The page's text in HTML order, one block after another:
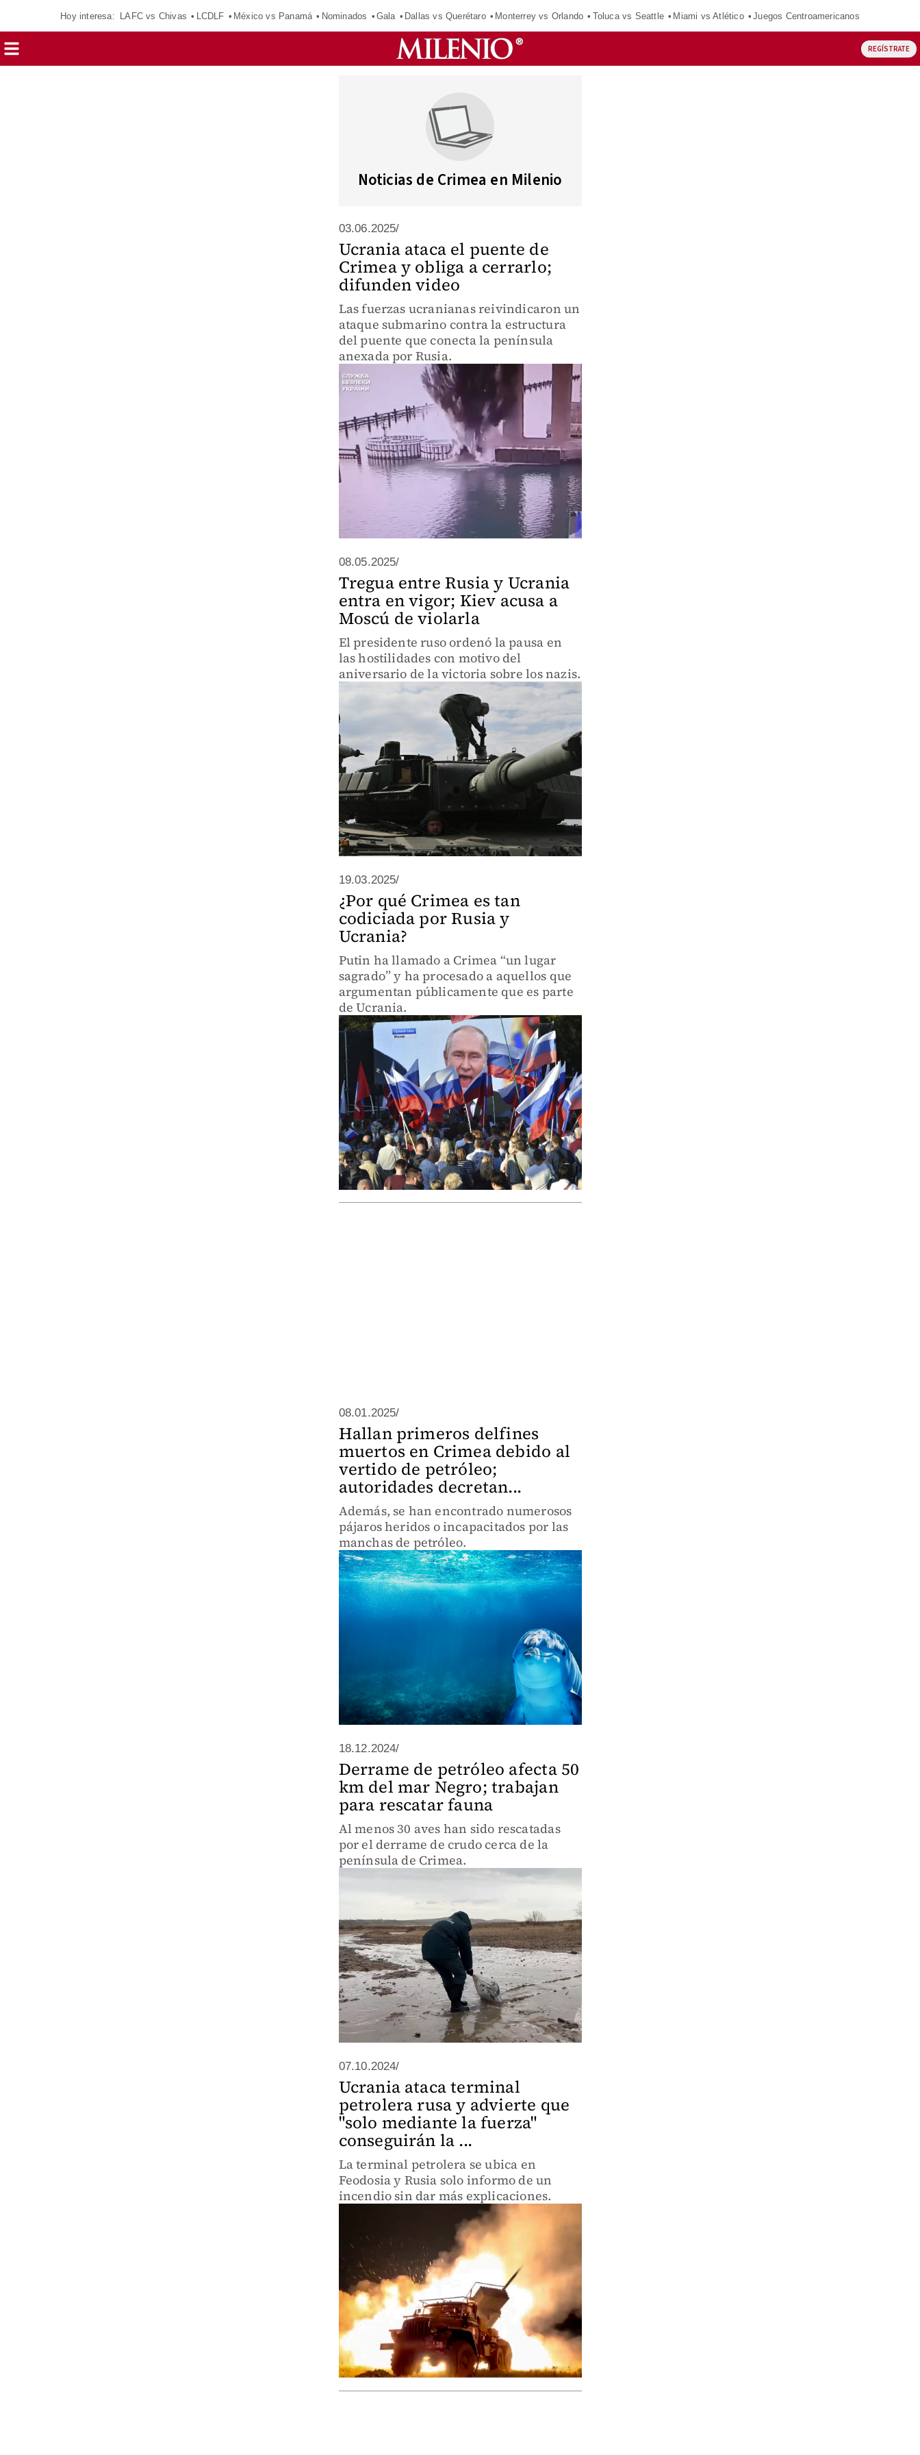
Hoy interesa: LAFC vs Chivas LCDLF México vs Panamá Nominados Gala Dallas vs Querétaro Monterrey vs Orlando Toluca vs Seattle Miami vs Atlético Juegos Centroamericanos
REGÍSTRATE
Noticias de Crimea en Milenio
03.06.2025/
Ucrania ataca el puente de
Crimea y obliga a cerrarlo;
difunden video
Las fuerzas ucranianas reivindicaron un
ataque submarino contra la estructura
del puente que conecta la península
anexada por Rusia.
08.05.2025/
Tregua entre Rusia y Ucrania
entra en vigor; Kiev acusa a
Moscú de violarla
El presidente ruso ordenó la pausa en
las hostilidades con motivo del
aniversario de la victoria sobre los nazis.
19.03.2025/
¿Por qué Crimea es tan
codiciada por Rusia y
Ucrania?
Putin ha llamado a Crimea “un lugar
sagrado” y ha procesado a aquellos que
argumentan públicamente que es parte
de Ucrania.
08.01.2025/
Hallan primeros delfines
muertos en Crimea debido al
vertido de petróleo;
autoridades decretan...
Además, se han encontrado numerosos
pájaros heridos o incapacitados por las
manchas de petróleo.
18.12.2024/
Derrame de petróleo afecta 50
km del mar Negro; trabajan
para rescatar fauna
Al menos 30 aves han sido rescatadas
por el derrame de crudo cerca de la
península de Crimea.
07.10.2024/
Ucrania ataca terminal
petrolera rusa y advierte que
"solo mediante la fuerza"
conseguirán la ...
La terminal petrolera se ubica en
Feodosia y Rusia solo informo de un
incendio sin dar más explicaciones.